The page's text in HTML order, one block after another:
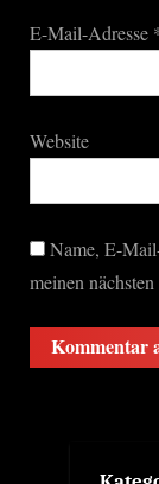
E-Mail-Adresse
Website
Name, E-
meinen